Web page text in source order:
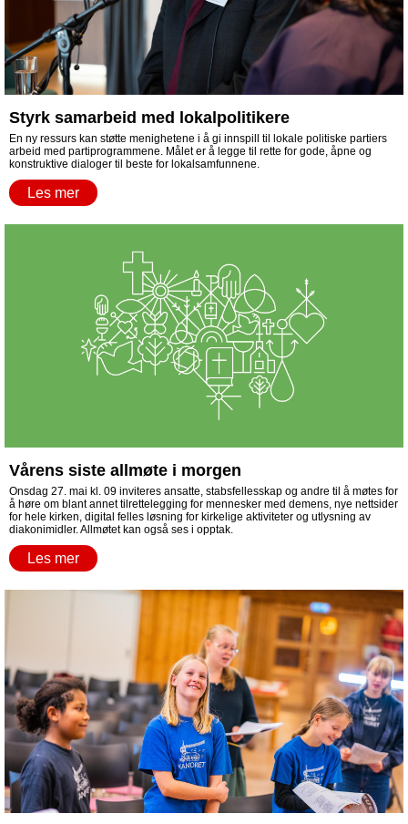
Styrk samarbeid med lokalpolitikere
En ny ressurs kan støtte menighetene i å gi innspill til lokale politiske partiers
arbeid med partiprogrammene. Målet er å legge til rette for gode, åpne og
konstruktive dialoger til beste for lokalsamfunnene.
Les mer
Vårens siste allmøte i morgen
Onsdag 27. mai kl. 09 inviteres ansatte, stabsfellesskap og andre til å møtes for
å høre om blant annet tilrettelegging for mennesker med demens, nye nettsider
for hele kirken, digital felles løsning for kirkelige aktiviteter og utlysning av
diakonimidler. Allmøtet kan også ses i opptak.
Les mer